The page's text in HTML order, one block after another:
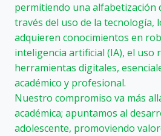
permitiendo una alfabetización
través del uso de la tecnología,
adquieren conocimientos en
inteligencia artificial (IA), el uso
herramientas digitales,
académico y profesional.
Nuestro compromiso va más
académica; apuntamos al
adolescente, promoviendo